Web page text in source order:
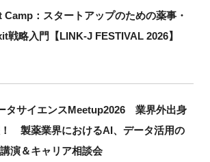
Camp：スタートアップのための薬事・
戦略入門【LINK-J FESTIVAL 2026】
タサイエンスMeetup2026 業界外出身
製薬業界におけるAI、データ活用の
演＆キャリア相談会